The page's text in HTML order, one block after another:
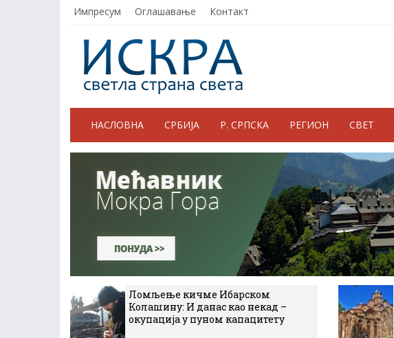
Импресум Оглашавање Контакт
НАСЛОВНА СРБИЈА Р. СРПСКА РЕГИОН СВЕТ
Ломљење кичме Ибарском
Колашину: И данас као некад –
окупација у пуном капацитету